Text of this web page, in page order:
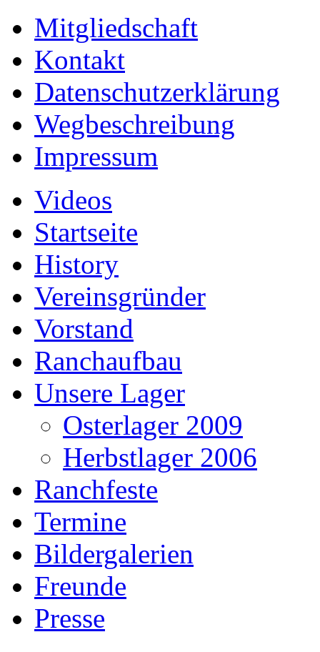
Mitgliedschaft
Kontakt
Datenschutzerklärung
Wegbeschreibung
Impressum
Videos
Startseite
History
Vereinsgründer
Vorstand
Ranchaufbau
Unsere Lager
Osterlager 2009
Herbstlager 2006
Ranchfeste
Termine
Bildergalerien
Freunde
Presse